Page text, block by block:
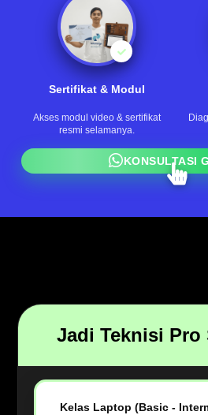
Sertifikat & Modul
Akses modul video & sertifikat
resmi selamanya.
KONSULTASI
Jadi Teknisi Pro
Kelas Laptop (Basic -